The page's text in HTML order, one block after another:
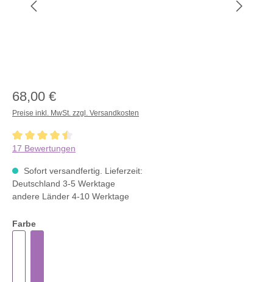
68,00 €
Preise inkl. MwSt. zzgl. Versandkosten
Durchschnittliche Bewertung von 4.4 von 5 Sternen
17 Bewertungen
Sofort versandfertig. Lieferzeit:
Deutschland 3-5 Werktage
andere Länder 4-10 Werktage
Farbe